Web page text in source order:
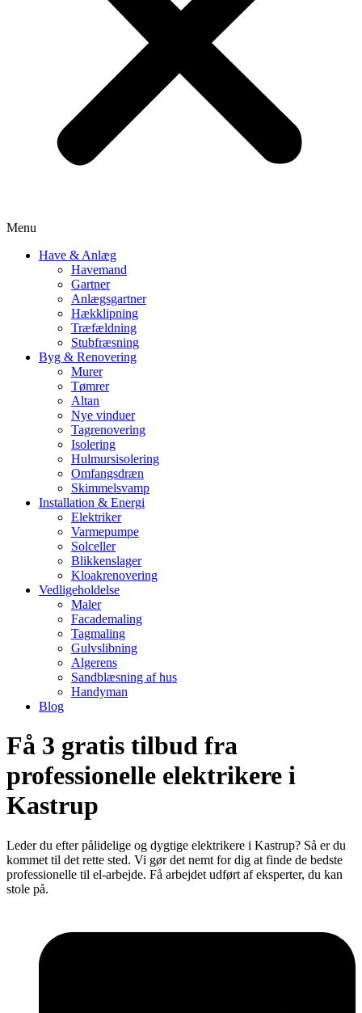
Menu
Have & Anlæg
Havemand
Gartner
Anlægsgartner
Hækklipning
Træfældning
Stubfræsning
Byg & Renovering
Murer
Tømrer
Altan
Nye vinduer
Tagrenovering
Isolering
Hulmursisolering
Omfangsdræn
Skimmelsvamp
Installation & Energi
Elektriker
Varmepumpe
Solceller
Blikkenslager
Kloakrenovering
Vedligeholdelse
Maler
Facademaling
Tagmaling
Gulvslibning
Algerens
Sandblæsning af hus
Handyman
Blog
Få 3 gratis tilbud fra
professionelle elektrikere i
Kastrup
Leder du efter pålidelige og dygtige elektrikere i Kastrup? Så er du
kommet til det rette sted. Vi gør det nemt for dig at finde de bedste
professionelle til el-arbejde. Få arbejdet udført af eksperter, du kan
stole på.